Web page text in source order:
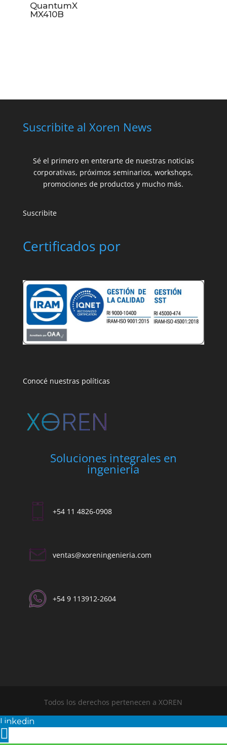
QuantumX
MX410B
Suscribite al Xoren News
Sé el primero en enterarte de nuestras noticias
corporativas, próximos seminarios, workshops,
promociones de productos y mucho más.
Suscribite
Certificados por
Conocé nuestras políticas
Soluciones integrales en
ingeniería
+54 11 4826-0908
ventas@xoreningenieria.com​
+54 9 113912-2604​
Todos los derechos pertenecen a XOREN
Linkedin